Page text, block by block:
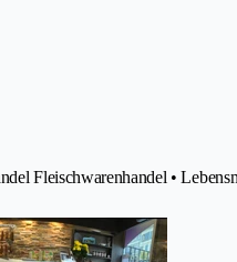
Fleischwarenhandel •